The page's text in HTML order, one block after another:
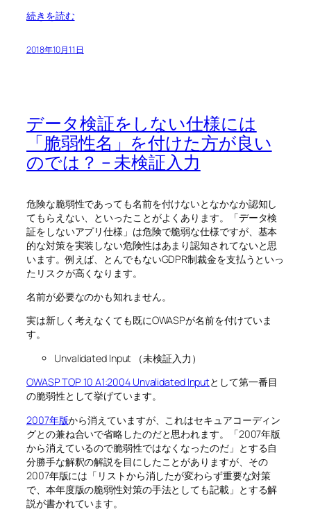
続きを読む
2018年10月11日
データ検証をしない仕様には
「脆弱性名」を付けた方が良い
のでは？ – 未検証入力
危険な脆弱性であっても名前を付けないとなかなか認知し
てもらえない、といったことがよくあります。「データ検
証をしないアプリ仕様」は危険で脆弱な仕様ですが、基本
的な対策を実装しない危険性はあまり認知されてないと思
います。例えば、とんでもないGDPR制裁金を支払うといっ
たリスクが高くなります。
名前が必要なのかも知れません。
実は新しく考えなくても既にOWASPが名前を付けていま
す。
Unvalidated Input （未検証入力）
OWASP TOP 10 A1:2004 Unvalidated Inputとして第一番目
の脆弱性として挙げています。
2007年版から消えていますが、これはセキュアコーディン
グとの兼ね合いで省略したのだと思われます。「2007年版
から消えているので脆弱性ではなくなったのだ」とする自
分勝手な解釈の解説を目にしたことがありますが、その
2007年版には「リストから消したが変わらず重要な対策
で、本年度版の脆弱性対策の手法としても記載」とする解
説が書かれています。